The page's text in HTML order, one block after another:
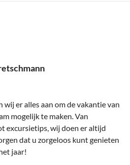
wij er alles aan om de vakantie van
mogelijk te maken. Van
excursietips, wij doen er altijd
dat u zorgeloos kunt genieten
jaar!